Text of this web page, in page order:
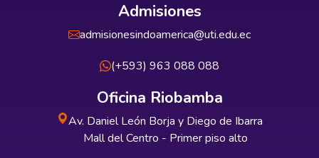
Admisiones
admisionesindoamerica@uti.edu.ec
(+593) 963 088 088
Oficina Riobamba
Av. Daniel León Borja y Diego de Ibarra
Mall del Centro - Primer piso alto